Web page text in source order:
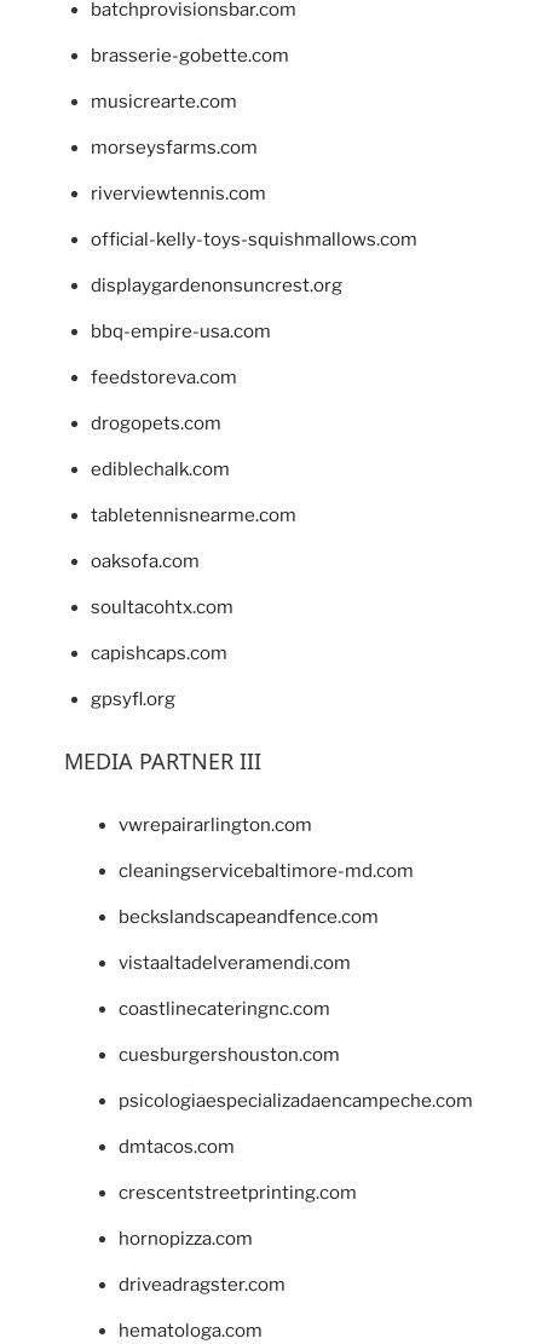
batchprovisionsbar.com
brasserie-gobette.com
musicrearte.com
morseysfarms.com
riverviewtennis.com
official-kelly-toys-squishmallows.com
displaygardenonsuncrest.org
bbq-empire-usa.com
feedstoreva.com
drogopets.com
ediblechalk.com
tabletennisnearme.com
oaksofa.com
soultacohtx.com
capishcaps.com
gpsyfl.org
MEDIA PARTNER III
vwrepairarlington.com
cleaningservicebaltimore-md.com
beckslandscapeandfence.com
vistaaltadelveramendi.com
coastlinecateringnc.com
cuesburgershouston.com
psicologiaespecializadaencampeche.com
dmtacos.com
crescentstreetprinting.com
hornopizza.com
driveadragster.com
hematologa.com